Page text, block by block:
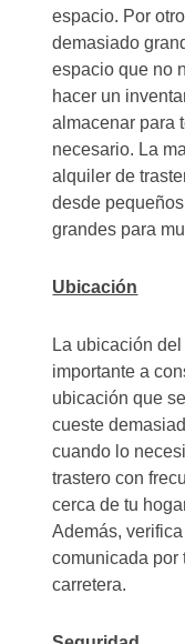
espacio. Por
demasiado
espacio que no
hacer un
almacenar para
necesario. La
alquiler de
desde
grandes para
Ubicación
La ubicación
importante a
ubicación que
cueste
cuando lo
trastero con
cerca de tu
Además,
comunicada por
carretera.